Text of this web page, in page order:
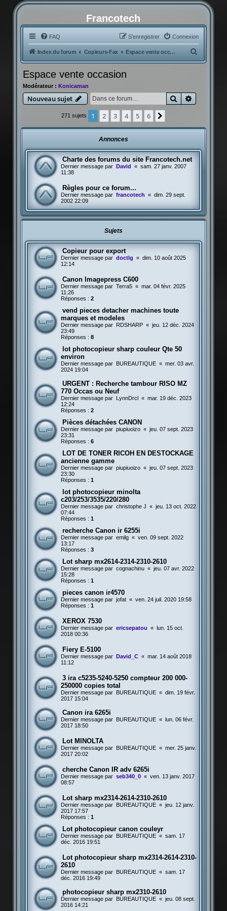
Francotech
FAQ Connexion
S’enregistrer
Index du forum Copieurs-Fax Espace vente occasion
e
e
Espace vente occasion
Modérateur : Konicaman
Nouveau sujet Rechercher
271 sujets 1 2 3 4 5 6
Annonces
Charte des forums du site Francotech.net
Dernier message par David « sam. 27 janv. 2007
11:38
Règles pour ce forum...
Dernier message par francotech « dim. 29 sept.
2002 22:09
Sujets
Copieur pour export
Dernier message par doctlg « dim. 10 août 2025
12:14
Canon Imagepress C600
Dernier message par Terra5 « mar. 04 févr. 2025
11:26
Réponses : 2
vend pieces detacher machines toute
marques et modeles
Dernier message par RDSHARP « jeu. 12 déc. 2024
23:49
Réponses : 8
lot photocopieur sharp couleur Qte 50
environ
Dernier message par BUREAUTIQUE « mer. 03 avr.
2024 19:04
URGENT : Recherche tambour RISO MZ
770 Occas ou Neuf
Dernier message par LynnDrcl « mar. 19 déc. 2023
12:24
Réponses : 2
Pièces détachées CANON
Dernier message par piupiuoizo « jeu. 07 sept. 2023
23:31
Réponses : 6
LOT DE TONER RICOH EN DESTOCKAGE
ancienne gamme
Dernier message par piupiuoizo « jeu. 07 sept. 2023
23:30
Réponses : 1
lot photocopieur minolta
c203/253/3535/220/280
Dernier message par christophe J « jeu. 13 oct. 2022
07:44
Réponses : 1
recherche Canon ir 6255i
Dernier message par emilg « ven. 09 sept. 2022
13:17
Réponses : 3
Lot sharp mx2614-2314-2310-2610
Dernier message par cognachinu « jeu. 07 avr. 2022
15:28
Réponses : 1
pieces canon ir4570
Dernier message par jofat « ven. 24 juil. 2020 19:58
Réponses : 1
XEROX 7530
Dernier message par ericsepatou « lun. 15 oct.
2018 00:36
Fiery E-5100
Dernier message par David_C « mar. 14 août 2018
11:12
3 ira c5235-5240-5250 compteur 200 000-
250000 copies total
Dernier message par BUREAUTIQUE « dim. 19 févr.
2017 15:04
Canon ira 6265i
Dernier message par BUREAUTIQUE « lun. 06 févr.
2017 18:50
Lot MINOLTA
Dernier message par BUREAUTIQUE « mer. 25 janv.
2017 20:02
cherche Canon IR adv 6265i
Dernier message par seb340_0 « ven. 13 janv. 2017
08:57
Lot sharp mx2314-2614-2310-2610
Dernier message par BUREAUTIQUE « jeu. 12 janv.
2017 17:57
Réponses : 1
Lot photocopieur canon couleyr
Dernier message par BUREAUTIQUE « sam. 17
déc. 2016 19:51
Lot photocopieur sharp mx2314-2614-2310-
2610
Dernier message par BUREAUTIQUE « sam. 17
déc. 2016 19:49
photocopieur sharp mx2310-2610
Dernier message par BUREAUTIQUE « jeu. 08 sept.
2016 14:21